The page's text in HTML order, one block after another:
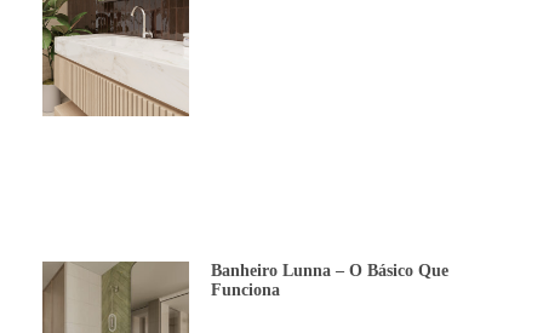
Banheiro Lunna – O Básico Que
Funciona